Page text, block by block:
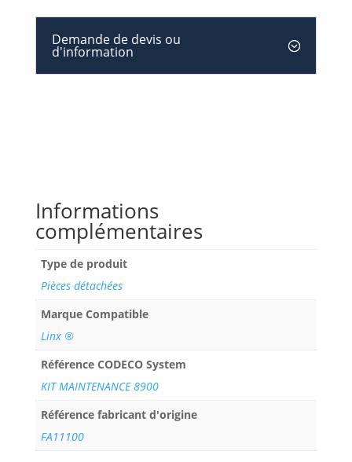
Demande de devis ou
d'information
Informations
complémentaires
Type de produit
Pièces détachées
Marque Compatible
Linx ®
Référence CODECO System
KIT MAINTENANCE 8900
Référence fabricant d'origine
FA11100